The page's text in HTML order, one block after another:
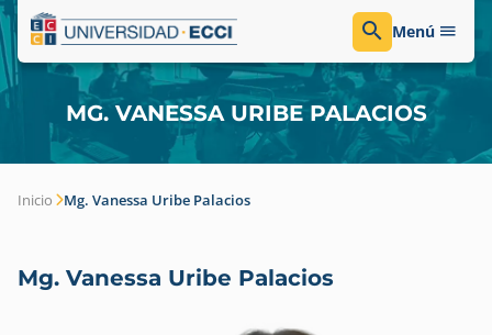
Menú
MG. VANESSA URIBE PALACIOS
Inicio Mg. Vanessa Uribe Palacios
Mg. Vanessa Uribe Palacios